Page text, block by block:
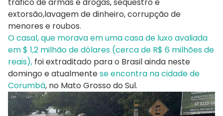
extorsão,lavagem de dinheiro, corrupção de
menores e roubos.
O casal, que morava em uma casa de luxo avaliada
em $ 1,2 milhão de dólares (cerca de R$ 6 milhões de
reais), foi extraditado para o Brasil ainda neste
domingo e atualmentese encontra na cidade de
Corumbá, no Mato Grosso do Sul.